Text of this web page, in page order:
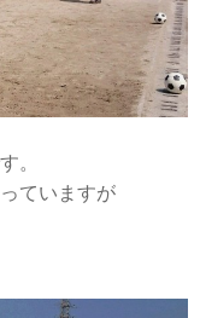
。
ていますが